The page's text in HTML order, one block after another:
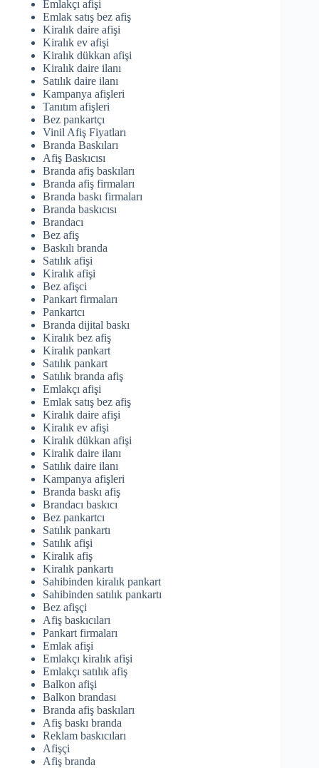
Emlakçı afişi
Emlak satış bez afiş
Kiralık daire afişi
Kiralık ev afişi
Kiralık dükkan afişi
Kiralık daire ilanı
Satılık daire ilanı
Kampanya afişleri
Tanıtım afişleri
Bez pankartçı
Vinil Afiş Fiyatları
Branda Baskıları
Afiş Baskıcısı
Branda afiş baskıları
Branda afiş firmaları
Branda baskı firmaları
Branda baskıcısı
Brandacı
Bez afiş
Baskılı branda
Satılık afişi
Kiralık afişi
Bez afişci
Pankart firmaları
Pankartcı
Branda dijital baskı
Kiralık bez afiş
Kiralık pankart
Satılık pankart
Satılık branda afiş
Emlakçı afişi
Emlak satış bez afiş
Kiralık daire afişi
Kiralık ev afişi
Kiralık dükkan afişi
Kiralık daire ilanı
Satılık daire ilanı
Kampanya afişleri
Branda baskı afiş
Brandacı baskıcı
Bez pankartcı
Satılık pankartı
Satılık afişi
Kiralık afiş
Kiralık pankartı
Sahibinden kiralık pankart
Sahibinden satılık pankartı
Bez afişçi
Afiş baskıcıları
Pankart firmaları
Emlak afişi
Emlakçı kiralık afişi
Emlakçı satılık afiş
Balkon afişi
Balkon brandası
Branda afiş baskıları
Afiş baskı branda
Reklam baskıcıları
Afişçi
Afiş branda